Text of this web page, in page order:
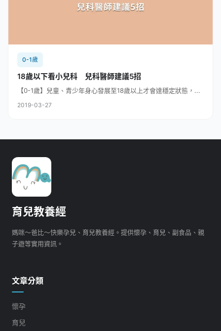
0-1歲
18歲以下看小兒科 兒科醫師建議5招
【0-1歲】兒童、青少年身心發展至18歲以上才會達穩定狀態，...
2019-03-27
育兒教養經
媽咪～爸比～快樂孕兒、育兒教養經。提供懷孕、育兒、副食品、親
子遊等實用資訊。
文章分類
懷孕
育兒